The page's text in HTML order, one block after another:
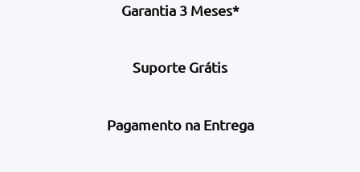
Garantia 3 Meses*
Suporte Grátis
Pagamento na Entrega